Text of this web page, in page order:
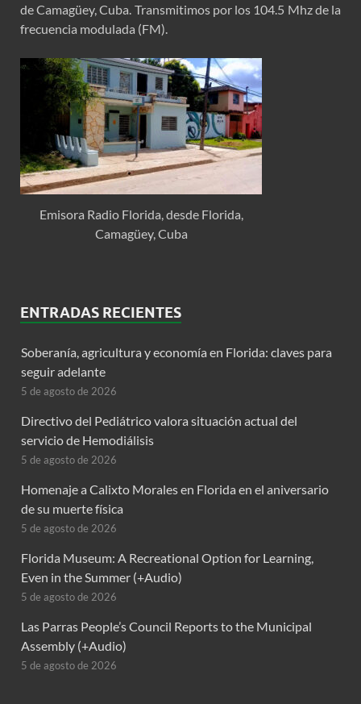
de Camagüey, Cuba. Transmitimos por los 104.5 Mhz de la
frecuencia modulada (FM).
Emisora Radio Florida, desde Florida,
Camagüey, Cuba
ENTRADAS RECIENTES
Soberanía, agricultura y economía en Florida: claves para
seguir adelante
5 de agosto de 2026
Directivo del Pediátrico valora situación actual del
servicio de Hemodiálisis
5 de agosto de 2026
Homenaje a Calixto Morales en Florida en el aniversario
de su muerte física
5 de agosto de 2026
Florida Museum: A Recreational Option for Learning,
Even in the Summer (+Audio)
5 de agosto de 2026
Las Parras People’s Council Reports to the Municipal
Assembly (+Audio)
5 de agosto de 2026